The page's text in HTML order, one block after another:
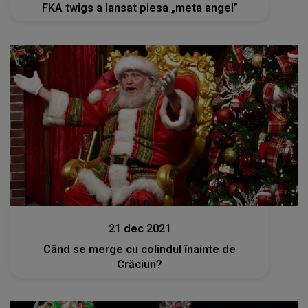
FKA twigs a lansat piesa „meta angel”
Stiri
21 dec 2021
Când se merge cu colindul înainte de
Crăciun?